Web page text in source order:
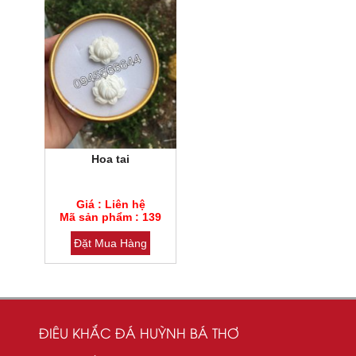
Mã sản phẩm : 139
Loại đá : Thạch anh
Hoa tai
Giá : Liên hệ
Mã sản phẩm : 139
Đặt Mua Hàng
ĐIÊU KHẮC ĐÁ HUỲNH BÁ THƠ